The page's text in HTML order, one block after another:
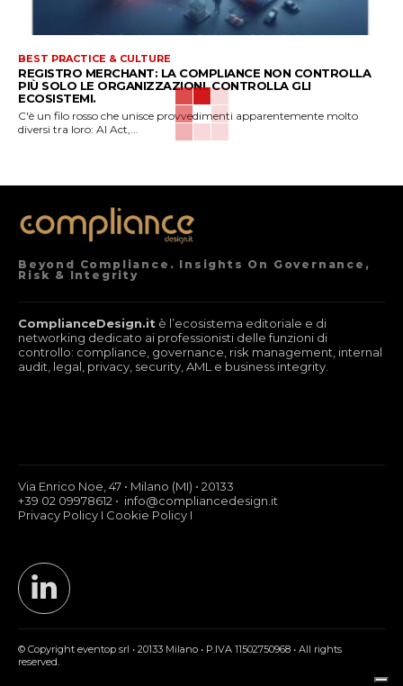
BEST PRACTICE & CULTURE
REGISTRO MERCHANT: LA COMPLIANCE NON CONTROLLA
PIÙ SOLO LE ORGANIZZAZIONI. CONTROLLA GLI
ECOSISTEMI.
C'è un filo rosso che unisce provvedimenti apparentemente molto
diversi tra loro: AI Act,...
Beyond Compliance. Insights On Governance,
Risk & Integrity
ComplianceDesign.it è l’ecosistema editoriale e di
networking dedicato ai professionisti delle funzioni di
controllo: compliance, governance, risk management, internal
audit, legal, privacy, security, AML e business integrity.
Via Enrico Noe, 47 • Milano (MI) • 20133
+39 02 09978612 • info@compliancedesign.it
Privacy Policy I Cookie Policy I
© Copyright eventop srl • 20133 Milano • P.IVA 11502750968 • All rights
reserved.